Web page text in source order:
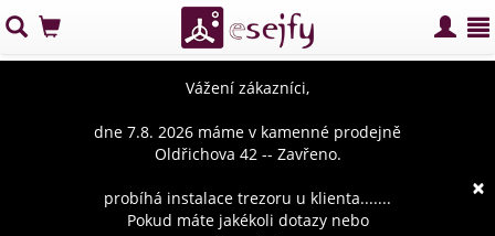
×
Vážení zákazníci,
dne 7.8. 2026 máme v kamenné prodejně
Oldřichova 42 -- Zavřeno.
probíhá instalace trezoru u klienta.......
Pokud máte jakékoli dotazy nebo